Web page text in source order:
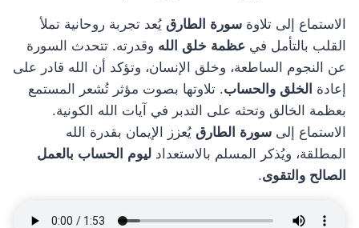
الاستماع إلى تلاوة سورة الطارق يُعد تجربة روحانية تملأ
القلب بالتأمل في عظمة خلق الله وقدرته. تتحدث السورة
عن النجوم الساطعة، وخلق الإنسان، وتؤكد أن الله قادر على
إعادة الخلق والحساب. تلاوتها بصوت مؤثر تُشعر المستمع
بعظمة الخالق وتحثه على التدبر في آيات الله الكونية.
الاستماع إلى سورة الطارق يُعزز الإيمان بقدرة الله
المطلقة، ويُذكر المسلم بالاستعداد ليوم الحساب بالعمل
الصالح والتقوى.